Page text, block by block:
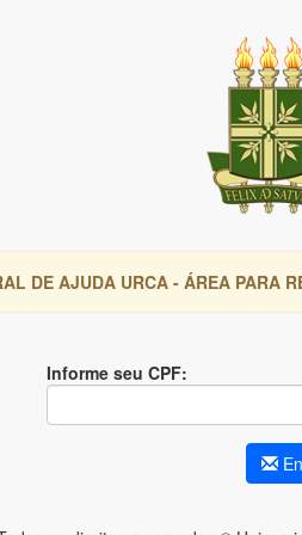
DE AJUDA URCA - ÁREA PARA
Informe seu CPF: